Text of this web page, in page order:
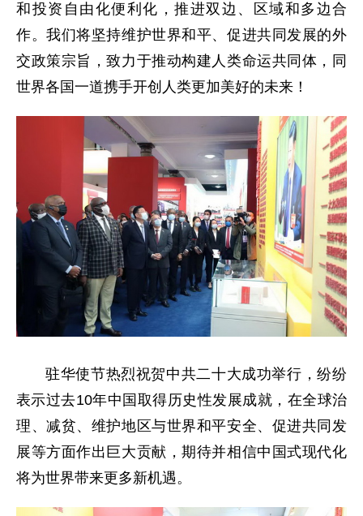
和投资自由化便利化，推进双边、区域和多边合
作。我们将坚持维护世界和平、促进共同发展的外
交政策宗旨，致力于推动构建人类命运共同体，同
世界各国一道携手开创人类更加美好的未来！
驻华使节热烈祝贺中共二十大成功举行，纷纷
表示过去10年中国取得历史性发展成就，在全球治
理、减贫、维护地区与世界和平安全、促进共同发
展等方面作出巨大贡献，期待并相信中国式现代化
将为世界带来更多新机遇。